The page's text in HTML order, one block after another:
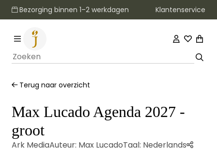
Bezorging binnen 1–2 werkdagen Klantenservice
Terug naar overzicht
Max Lucado Agenda 2027 -
groot
Ark MediaAuteur: Max LucadoTaal: Nederlands